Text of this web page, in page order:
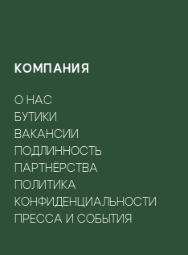
КОМПАНИЯ
О НАС
БУТИКИ
ВАКАНСИИ
ПОДЛИННОСТЬ
ПАРТНЁРСТВА
ПОЛИТИКА
КОНФИДЕНЦИАЛЬНОСТИ
ПРЕССА И СОБЫТИЯ